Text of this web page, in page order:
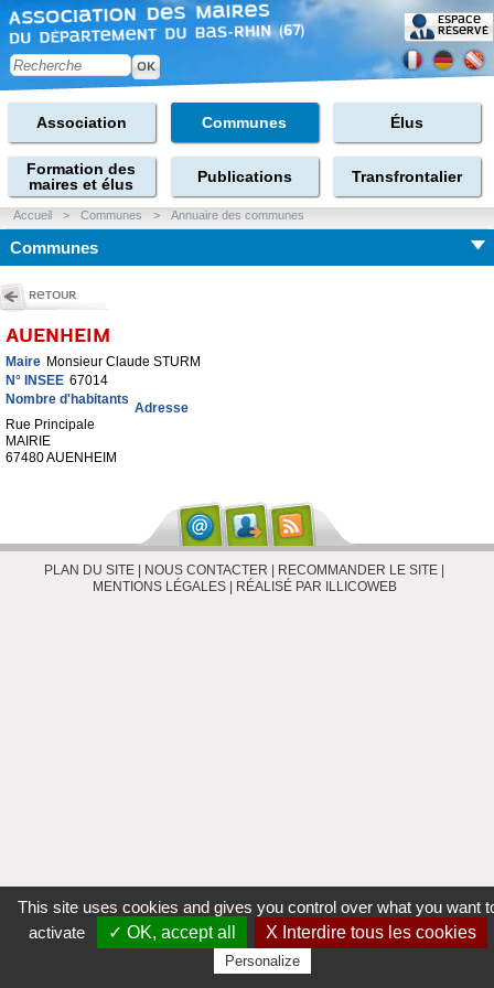
Espace
réservé
Association Communes Élus
Formation des
maires et élus
Publications Transfrontalier
Accueil > Communes > Annuaire des communes
Communes
Retour
AUENHEIM
Maire Monsieur Claude STURM
N° INSEE 67014
Nombre d'habitants
Adresse
Rue Principale
MAIRIE
67480 AUENHEIM
PLAN DU SITE NOUS CONTACTER RECOMMANDER LE SITE
MENTIONS LÉGALES| RÉALISÉ PAR ILLICOWEB
This site uses cookies and gives you control over what you want
activate
✓ OK, accept all X Interdire tous les cookies
Personalize